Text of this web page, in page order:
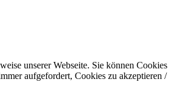
unserer Webseite. Sie können Cookies
aufgefordert, Cookies zu akzeptieren /